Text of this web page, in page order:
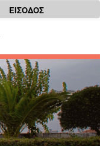
ΕΙΣΟΔΟΣ